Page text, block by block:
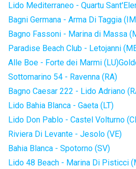
Lido Mediterraneo - Quartu
Bagni Germana - Arma Di Taggia
Bagno Fassoni - Marina di Massa
Paradise Beach Club - Letojanni
Alle Boe - Forte dei Marmi (LU)
Sottomarino 54 - Ravenna (RA)
Bagno Caesar 222 - Lido Adriano
Lido Bahia Blanca - Gaeta (LT)
Lido Don Pablo - Castel Volturno
Riviera Di Levante - Jesolo (VE)
Bahia Blanca - Spotorno (SV)
Lido 48 Beach - Marina Di Pisticci